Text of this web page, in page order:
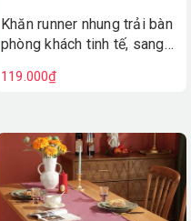
Khăn runner nhung trải bàn
phòng khách tinh tế, sang
119.000₫